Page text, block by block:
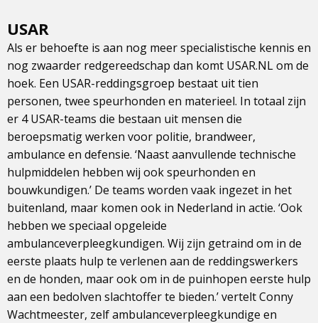
USAR
Als er behoefte is aan nog meer specialistische kennis en
nog zwaarder redgereedschap dan komt USAR.NL om de
hoek. Een USAR-reddingsgroep bestaat uit tien
personen, twee speurhonden en materieel. In totaal zijn
er 4 USAR-teams die bestaan uit mensen die
beroepsmatig werken voor politie, brandweer,
ambulance en defensie. ‘Naast aanvullende technische
hulpmiddelen hebben wij ook speurhonden en
bouwkundigen.’ De teams worden vaak ingezet in het
buitenland, maar komen ook in Nederland in actie. ‘Ook
hebben we speciaal opgeleide
ambulanceverpleegkundigen. Wij zijn getraind om in de
eerste plaats hulp te verlenen aan de reddingswerkers
en de honden, maar ook om in de puinhopen eerste hulp
aan een bedolven slachtoffer te bieden.’ vertelt Conny
Wachtmeester, zelf ambulanceverpleegkundige en